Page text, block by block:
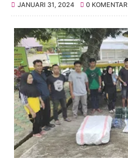
JANUARI 31, 2024 0 KOMENTAR